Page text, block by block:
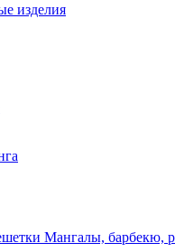
изделия
Мангалы, барбекю,